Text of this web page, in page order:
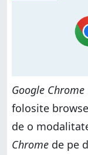
Google Chrome
folosite
de o
Chrome de pe